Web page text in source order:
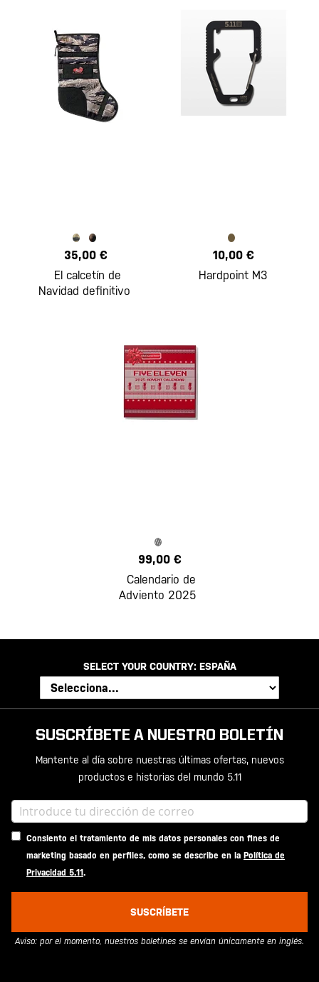
35,00 €
El calcetín de
Navidad definitivo
10,00 €
Hardpoint M3
99,00 €
Calendario de
Adviento 2025
SELECT YOUR COUNTRY: ESPAÑA
SUSCRÍBETE A NUESTRO BOLETÍN
Mantente al día sobre nuestras últimas ofertas, nuevos
productos e historias del mundo 5.11
Consiento el tratamiento de mis datos personales con fines de
marketing basado en perfiles, como se describe en la Política de
Privacidad 5.11.
SUSCRÍBETE
Aviso: por el momento, nuestros boletines se envían únicamente en inglés.